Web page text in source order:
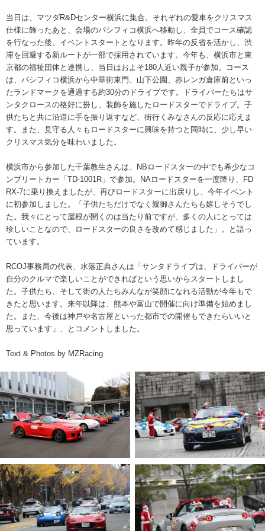
当日は、マツダR&Dセンター横浜に集合。それぞれの愛車をクリスマス
仕様に飾ったあと、会場のパシフィコ横浜へ移動し、全員でコース確認
を行なった後、イベントスタートとなります。昨年の反省を活かし、渋
滞を回避する新ルートが一部で採用されています。今年も、横浜市と東
京都の福祉団体と連携し、当日はおよそ180人近い親子が参加。コース
は、パシフィコ横浜から中華街東門、山下公園、赤レンガ倉庫前といっ
たランドマークを通過する約30分のドライブです。ドライバーたちはサ
ンタクロースの格好に扮し、装飾を施したロードスターでドライブ。子
供たちと共に沿道に手を振り返すなど、街行くみなさんの反応に応えま
す。また、見守る人々もロードスターに興味を持つと同時に、少し早い
クリスマス気分を味わいました。
横浜市から参加した千葉教生さんは、NBロードスターの中でも希少なコ
ンプリートカー「TD-1001R」で参加。NAロードスターを一度降り、FD
RX-7に乗り換えましたが、再びロードスターに出戻りし、今年イベント
に初参加しました。「子供たちだけでなく親御さんたちも嬉しそうでし
た。我々にとって屋根が開くのは当たり前ですが、多くの人にとっては
珍しいことなので、ロードスターの良さを改めて感じました」。と語っ
ています。
RCOJ事務局の代表、水落正典さんは「サンタドライブは、ドライバーが
自分のクルマで楽しいことができればという思いからスタートしまし
た。子供たち、そして街の人たちみんなが笑顔になれる活動が今年もで
きたと思います。来年以降は、熊本や富山で開催に向け準備を始めまし
た。また、今後は神戸や名古屋といった都市での開催もできたらいいと
思っています」、とコメントしました。
Text & Photos by MZRacing